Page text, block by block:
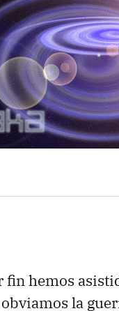
hemos
la